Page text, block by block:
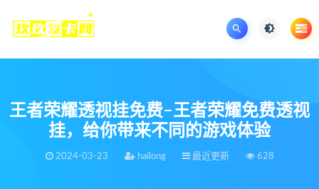
王者荣耀透视挂免费–王者荣耀免费透视
挂，给你带来不同的游戏体验
2024-03-23 hailong 最近更新 628